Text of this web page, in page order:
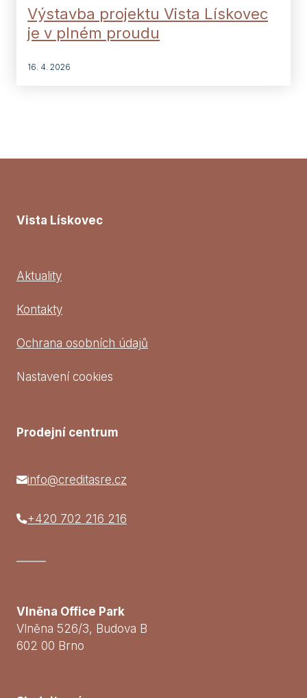
Výstavba projektu Vista Lískovec
je v plném proudu
16. 4. 2026
Vista Lískovec
Aktuality
Kontakty
Ochrana osobních údajů
Nastavení cookies
Prodejní centrum
info@creditasre.cz
+420 702 216 216
Vlněna Office Park
Vlněna 526/3, Budova B
602 00 Brno